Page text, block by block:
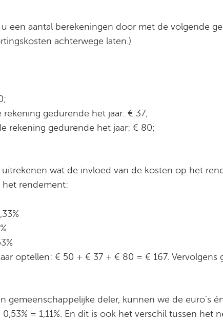
een aantal berekeningen door met de volgende
achterwege laten.)
gedurende het jaar: € 37;
rekening gedurende het jaar: € 80;
wat de invloed van de kosten op het
het rendement:
optellen: € 50 + € 37 + € 80 = € 167.
deler, kunnen we de euro’s
= 1,11%. En dit is ook het verschil tussen